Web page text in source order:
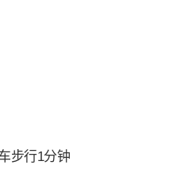
步行1分钟